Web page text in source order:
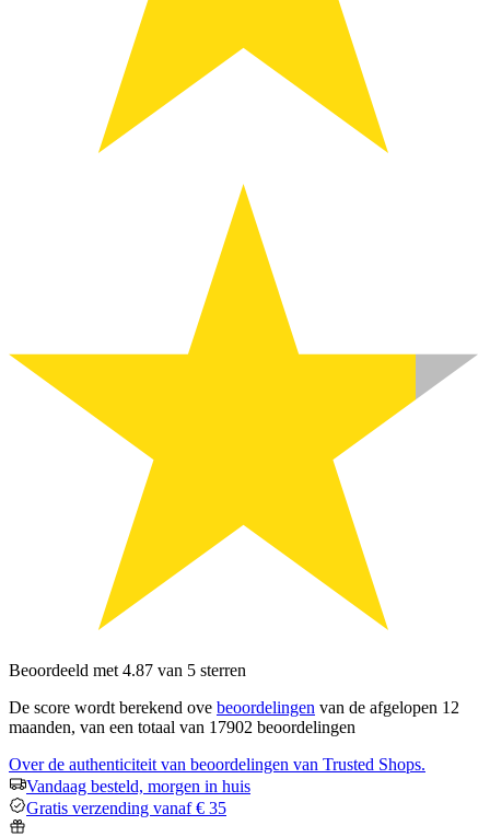
Beoordeeld met 4.87 van 5 sterren
De score wordt berekend ove beoordelingen van de afgelopen 12
maanden, van een totaal van 17902 beoordelingen
Over de authenticiteit van beoordelingen van Trusted Shops.
Vandaag besteld, morgen in huis
Gratis verzending vanaf € 35